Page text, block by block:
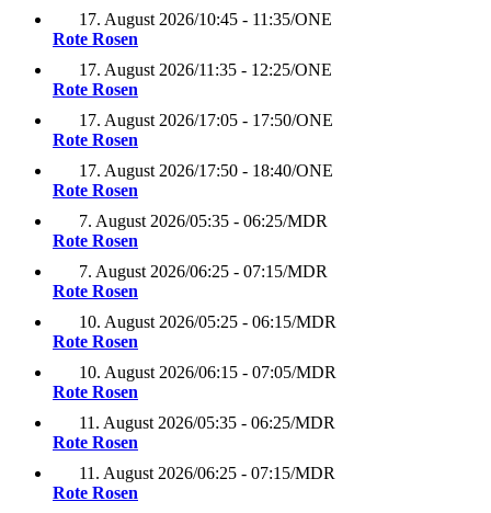
17. August 2026/10:45 - 11:35/ONE
Rote Rosen
17. August 2026/11:35 - 12:25/ONE
Rote Rosen
17. August 2026/17:05 - 17:50/ONE
Rote Rosen
17. August 2026/17:50 - 18:40/ONE
Rote Rosen
7. August 2026/05:35 - 06:25/MDR
Rote Rosen
7. August 2026/06:25 - 07:15/MDR
Rote Rosen
10. August 2026/05:25 - 06:15/MDR
Rote Rosen
10. August 2026/06:15 - 07:05/MDR
Rote Rosen
11. August 2026/05:35 - 06:25/MDR
Rote Rosen
11. August 2026/06:25 - 07:15/MDR
Rote Rosen